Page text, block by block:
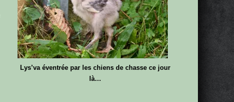
Lys’va éventrée par les chiens de chasse ce jour
là…